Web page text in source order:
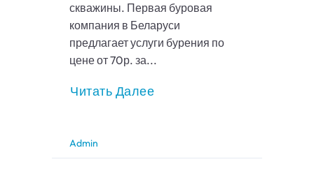
скважины. Первая буровая
компания в Беларуси
предлагает услуги бурения по
цене от 70р. за...
Читать Далее
Admin